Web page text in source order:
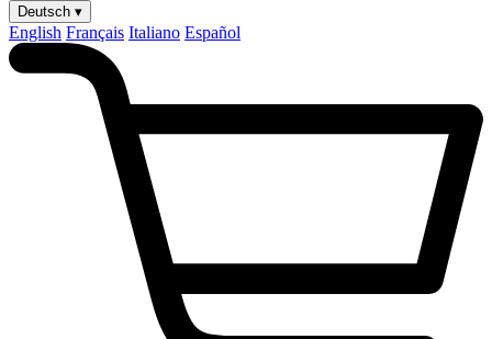
Deutsch ▾
English Français Italiano Español